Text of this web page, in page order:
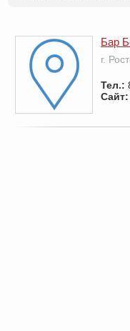
Бар
г.
Тел.:
Сайт: